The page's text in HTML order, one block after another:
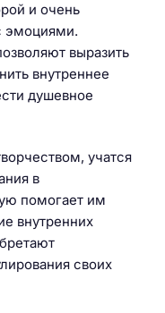
и очень
эмоциями.
выразить
внутреннее
душевное
учатся
в
помогает им
внутренних
своих